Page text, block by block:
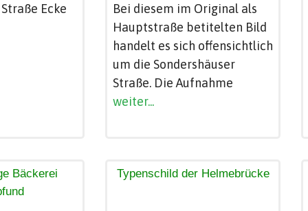
Ecke
Bei diesem im Original als
Hauptstraße betitelten Bild
handelt es sich offensichtlich
um die Sondershäuser
Straße. Die Aufnahme
weiter...
Bäckerei
Typenschild der Helmebrücke